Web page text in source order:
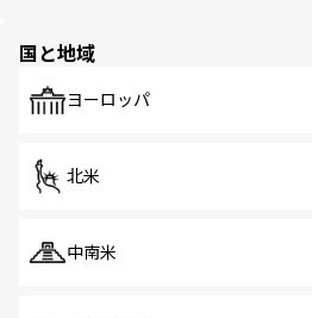
で、ホーカーズは地元の風情
国と地域
ヨーロッパ
北米
中南米